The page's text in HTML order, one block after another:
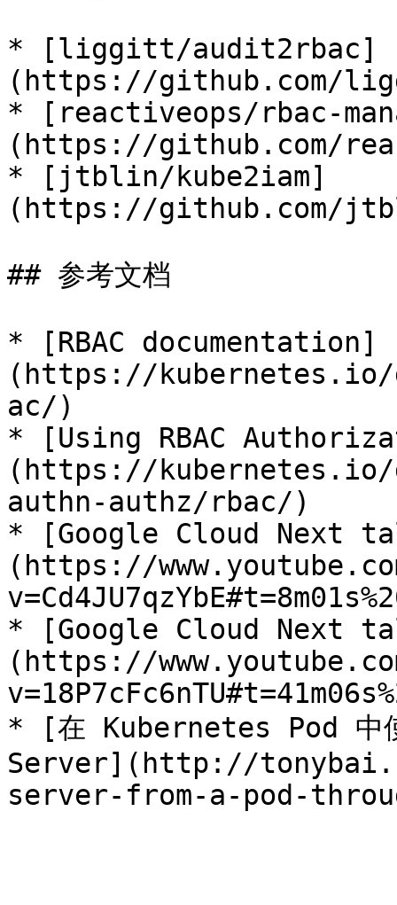
* [liggitt/audit2rbac]
(https://github.com/
* [reactiveops/rbac-
(https://github.com/
* [jtblin/kube2iam]
(https://github.com/
## 参考文档
* [RBAC documentation]
(https://kubernetes.io/
ac/)
* [Using RBAC
(https://kubernetes.io/
authn-authz/rbac/)
* [Google Cloud Next
(https://
* [Google Cloud Next
(https://
* [在 Kubernetes Pod 中
Server](http://